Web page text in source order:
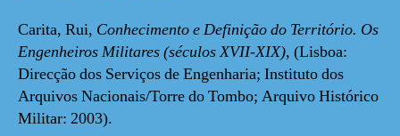
Carita, Rui, Conhecimento e Definição do Território. Os
Engenheiros Militares (séculos XVII-XIX), (Lisboa:
Direcção dos Serviços de Engenharia; Instituto dos
Arquivos Nacionais/Torre do Tombo; Arquivo Histórico
Militar: 2003).